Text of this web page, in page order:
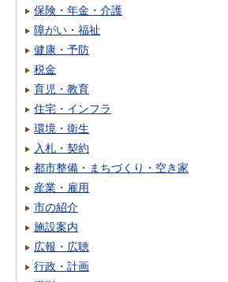
保険・年金・介護
障がい・福祉
健康・予防
税金
育児・教育
住宅・インフラ
環境・衛生
入札・契約
都市整備・まちづくり・空き家
産業・雇用
市の紹介
施設案内
広報・広聴
行政・計画